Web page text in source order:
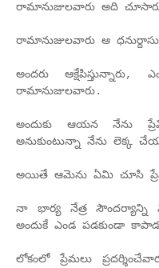
రామానుజులవారు అది
రామానుజులవారు ఆ
అందరు
రామానుజులవారు.
అందుకు ఆయన నేను
అనుకుంటున్నా నేను లెక్క
అయితే ఆమెను ఏమి చూసి
నా భార్య నేత్ర సౌందర్యాన్ని
అందుకే ఎండ పడకుండా
లోకంలో ప్రేమలు